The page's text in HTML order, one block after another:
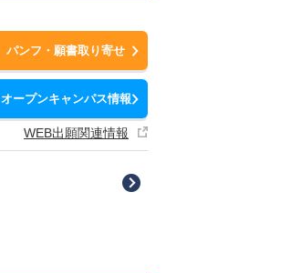
パンフ・願書取り寄せ
オープンキャンパス情報
WEB出願関連情報